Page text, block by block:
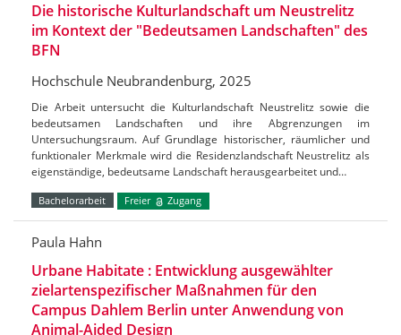
Die historische Kulturlandschaft um Neustrelitz
im Kontext der "Bedeutsamen Landschaften" des
BFN
Hochschule Neubrandenburg, 2025
Die Arbeit untersucht die Kulturlandschaft Neustrelitz sowie die
bedeutsamen Landschaften und ihre Abgrenzungen im
Untersuchungsraum. Auf Grundlage historischer, räumlicher und
funktionaler Merkmale wird die Residenzlandschaft Neustrelitz als
eigenständige, bedeutsame Landschaft herausgearbeitet und…
Bachelorarbeit Freier Zugang
Paula Hahn
Urbane Habitate : Entwicklung ausgewählter
zielartenspezifischer Maßnahmen für den
Campus Dahlem Berlin unter Anwendung von
Animal-Aided Design